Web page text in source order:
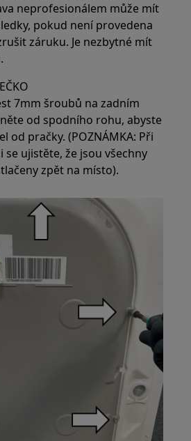
neprofesionálem může mít
pokud není provedena
záruku. Je nezbytné mít
7mm šroubů na zadním
od spodního rohu, abyste
od pračky. (POZNÁMKA: Při
se ujistěte, že jsou všechny
zpět na místo).